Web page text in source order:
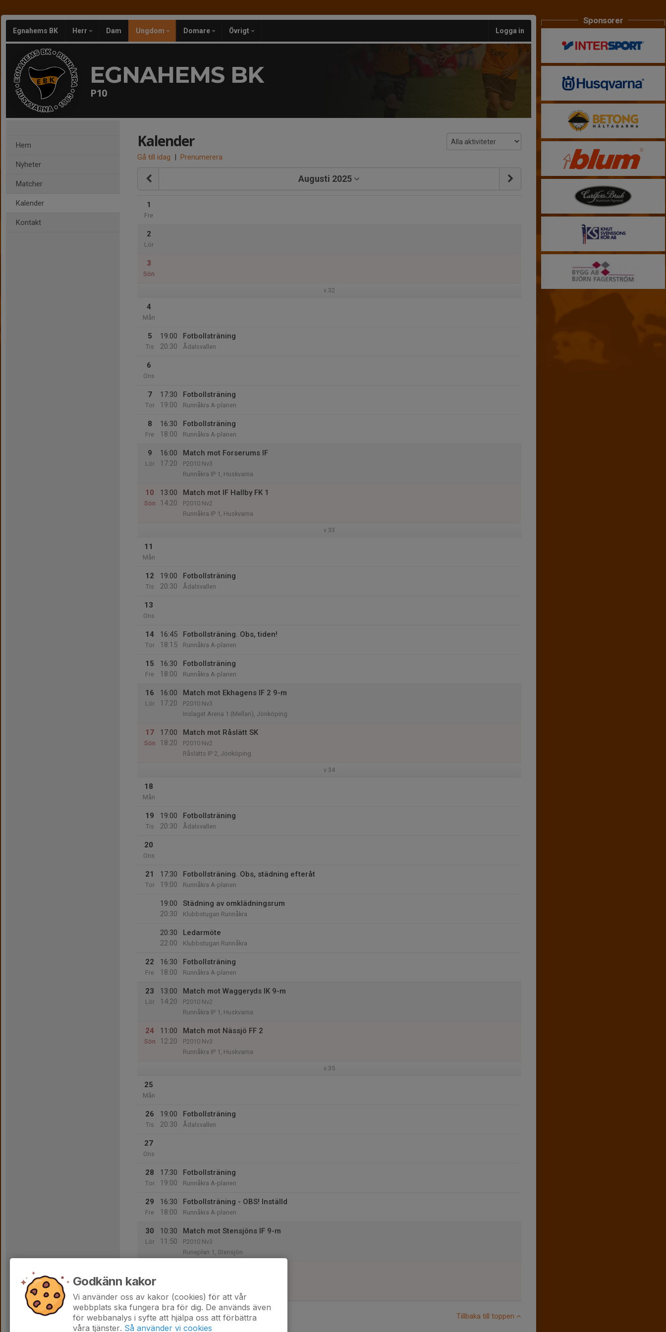
Egnahems BK Herr Dam Ungdom Domare Övrigt Logga in
EGNAHEMS BK
P10
Hem
Nyheter
Matcher
Kalender
Kontakt
Kalender
Gå till idag | Prenumerera
Augusti 2025
1
Fre
2
Lör
3
Sön
v.32
4
Mån
5
Tis
19:00
20:30
Fotbollsträning
Ådalsvallen
6
Ons
7
Tor
17:30
19:00
Fotbollsträning
Runnåkra A-planen
8
Fre
16:30
18:00
Fotbollsträning
Runnåkra A-planen
9
Lör
16:00
17:20
Match mot Forserums IF
P2010 Nv3
Runnåkra IP 1, Huskvarna
10
Sön
13:00
14:20
Match mot IF Hallby FK 1
P2010 Nv2
Runnåkra IP 1, Huskvarna
v.33
11
Mån
12
Tis
19:00
20:30
Fotbollsträning
Ådalsvallen
13
Ons
14
Tor
16:45
18:15
Fotbollsträning. Obs, tiden!
Runnåkra A-planen
15
Fre
16:30
18:00
Fotbollsträning
Runnåkra A-planen
16
Lör
16:00
17:20
Match mot Ekhagens IF 2 9-m
P2010 Nv3
Inslaget Arena 1 (Mellan), Jönköping
17
Sön
17:00
18:20
Match mot Råslätt SK
P2010 Nv2
Råslätts IP 2, Jönköping
v.34
18
Mån
19
Tis
19:00
20:30
Fotbollsträning
Ådalsvallen
20
Ons
21
Tor
17:30
19:00
Fotbollsträning. Obs, städning efteråt
Runnåkra A-planen
19:00
20:30
Städning av omklädningsrum
Klubbstugan Runnåkra
20:30
22:00
Ledarmöte
Klubbstugan Runnåkra
22
Fre
16:30
18:00
Fotbollsträning
Runnåkra A-planen
23
Lör
13:00
14:20
Match mot Waggeryds IK 9-m
P2010 Nv2
Runnåkra IP 1, Huskvarna
24
Sön
11:00
12:20
Match mot Nässjö FF 2
P2010 Nv3
Runnåkra IP 1, Huskvarna
v.35
25
Mån
26
Tis
19:00
20:30
Fotbollsträning
Ådalsvallen
27
Ons
28
Tor
17:30
19:00
Fotbollsträning
Runnåkra A-planen
29
Fre
16:30
18:00
Fotbollsträning - OBS! Inställd
Runnåkra A-planen
30
Lör
10:30
11:50
Match mot Stensjöns IF 9-m
P2010 Nv3
Runeplan 1, Stensjön
Sön
Kabevallen 1, Tenhult
Tillbaka till toppen
Sponsorer
Godkänn kakor
Vi använder oss av kakor (cookies) för att vår
webbplats ska fungera bra för dig. De används även
för webbanalys i syfte att hjälpa oss att förbättra
våra tjänster. Så använder vi cookies